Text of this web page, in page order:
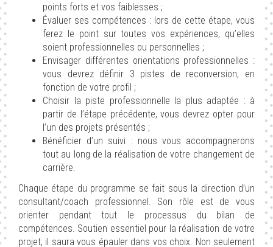
points forts et vos faiblesses ;
Évaluer ses compétences : lors de cette étape, vous
ferez le point sur toutes vos expériences, qu’elles
soient professionnelles ou personnelles ;
Envisager différentes orientations professionnelles :
vous devrez définir 3 pistes de reconversion, en
fonction de votre profil ;
Choisir la piste professionnelle la plus adaptée : à
partir de l’étape précédente, vous devrez opter pour
l’un des projets présentés ;
Bénéficier d’un suivi : nous vous accompagnerons
tout au long de la réalisation de votre changement de
carrière.
Chaque étape du programme se fait sous la direction d’un
consultant/coach professionnel. Son rôle est de vous
orienter pendant tout le processus du bilan de
compétences. Soutien essentiel pour la réalisation de votre
projet, il saura vous épauler dans vos choix. Non seulement